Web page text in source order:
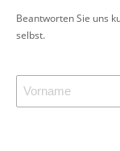
Beantworten Sie uns
selbst.